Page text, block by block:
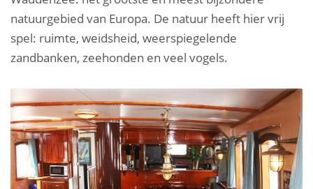
natuurgebied van Europa. De natuur heeft hier vrij
spel: ruimte, weidsheid, weerspiegelende
zandbanken, zeehonden en veel vogels.